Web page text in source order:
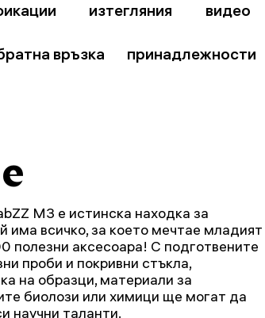
изтегляния видео
връзка принадлежности
M3 е истинска находка за
има всичко, за което мечтае младият
полезни аксесоара! С подготвените
проби и покривни стъкла,
на образци, материали за
биолози или химици ще могат да
научни таланти.